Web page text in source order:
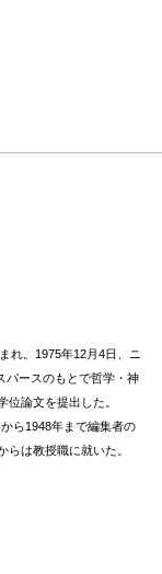
れ。1975年12月4日、ニ
パースのもとで哲学・神
論文を提出した。
ら1948年まで編集者の
は教授職に就いた。